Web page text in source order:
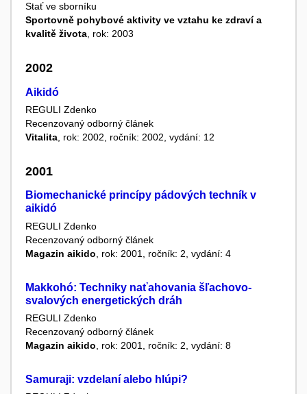
Stať ve sborníku
Sportovně pohybové aktivity ve vztahu ke zdraví a
kvalitě života, rok: 2003
2002
Aikidó
REGULI Zdenko
Recenzovaný odborný článek
Vitalita , rok: 2002, ročník: 2002, vydání: 12
2001
Biomechanické princípy pádových techník v
aikidó
REGULI Zdenko
Recenzovaný odborný článek
Magazin aikido , rok: 2001, ročník: 2, vydání: 4
Makkohó: Techniky naťahovania šľachovo-
svalových energetických dráh
REGULI Zdenko
Recenzovaný odborný článek
Magazin aikido , rok: 2001, ročník: 2, vydání: 8
Samuraji: vzdelaní alebo hlúpi?